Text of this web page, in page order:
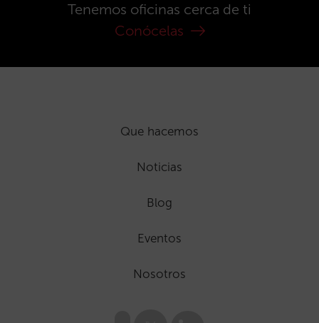
Tenemos oficinas cerca de ti
Conócelas
Que hacemos
Noticias
Blog
Eventos
Nosotros